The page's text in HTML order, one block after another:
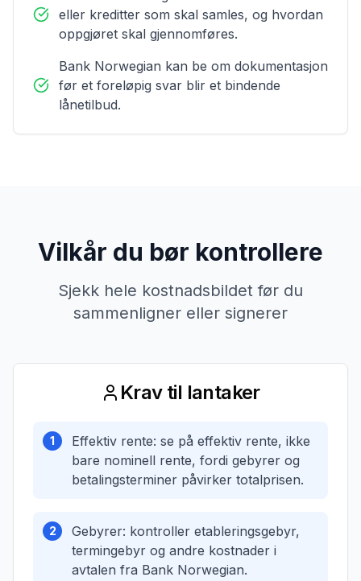
eller kreditter som skal samles, og hvordan
oppgjøret skal gjennomføres.
Bank Norwegian kan be om dokumentasjon
før et foreløpig svar blir et bindende
lånetilbud.
Vilkår du bør kontrollere
Sjekk hele kostnadsbildet før du
sammenligner eller signerer
Krav til lantaker
1
Effektiv rente: se på effektiv rente, ikke
bare nominell rente, fordi gebyrer og
betalingsterminer påvirker totalprisen.
2
Gebyrer: kontroller etableringsgebyr,
termingebyr og andre kostnader i
avtalen fra Bank Norwegian.